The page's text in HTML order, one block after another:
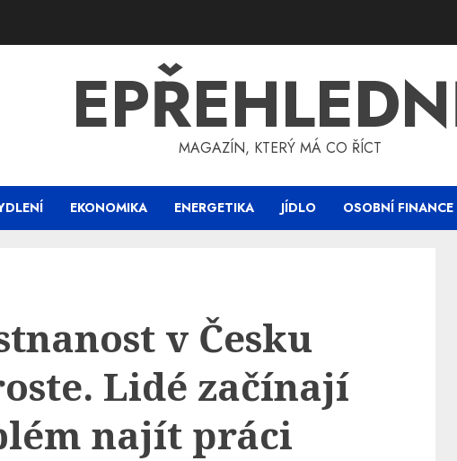
MAGAZÍN, KTERÝ MÁ CO ŘÍCT
EKONOMIKA ENERGETIKA JÍDLO OSOBNÍ FINANCE
v Česku
Lidé začínají
najít práci